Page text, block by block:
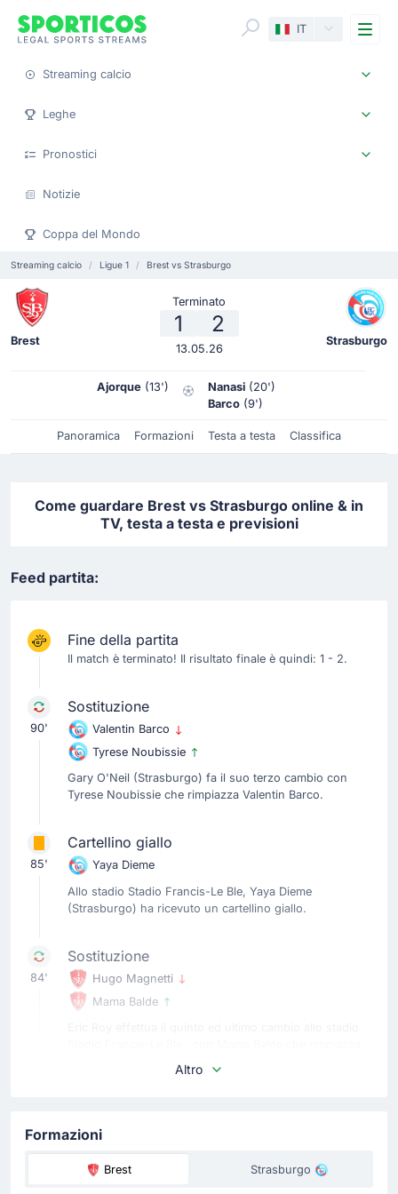
IT
Streaming calcio
Leghe
Pronostici
Notizie
Coppa del Mondo
Streaming calcio Ligue 1 Brest vs Strasburgo
Brest
Terminato
1 2
13.05.26
Strasburgo
Ajorque (13') Nanasi (20')
Barco (9')
Panoramica Formazioni Testa a testa Classifica
Come guardare Brest vs Strasburgo online & in
TV, testa a testa e previsioni
Feed partita:
Fine della partita
Il match è terminato! Il risultato finale è quindi: 1 - 2.
90'
Sostituzione
Valentin Barco
Tyrese Noubissie
Gary O'Neil (Strasburgo) fa il suo terzo cambio con
Tyrese Noubissie che rimpiazza Valentin Barco.
85'
Cartellino giallo
Yaya Dieme
Allo stadio Stadio Francis-Le Ble, Yaya Dieme
(Strasburgo) ha ricevuto un cartellino giallo.
84'
Sostituzione
Hugo Magnetti
Mama Balde
83'
Joris Chotard
Lucas Tousart rimpiazza Joris Chotard per la squadra in
Altro
Formazioni
Brest Strasburgo